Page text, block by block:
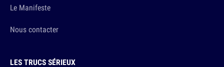
Le Manifeste
Nous contacter
LES TRUCS SÉRIEUX